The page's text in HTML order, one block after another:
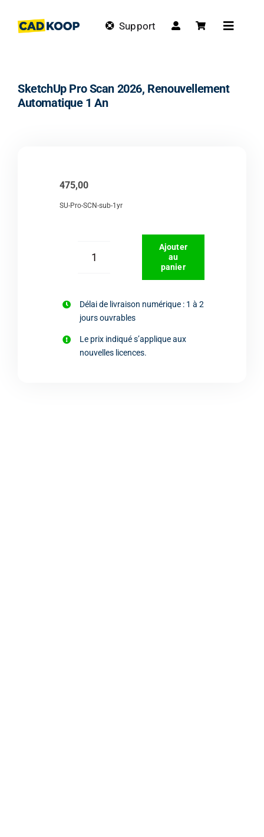
Support
Toggle
SketchUp Pro Scan 2026, Renouvellement
Automatique 1 An
475,00
SU-Pro-SCN-sub-1yr
quantité
SketchUp
Pro
Scan
2026,
Ajouter
au
panier
Délai de livraison numérique : 1 à 2
jours ouvrables
Le prix indiqué s’applique aux
nouvelles licences.